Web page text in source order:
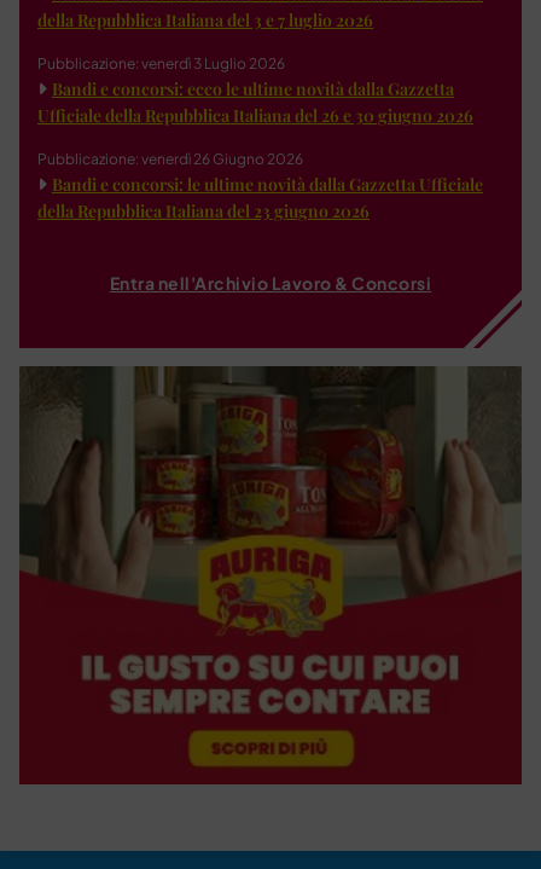
della Repubblica Italiana del 3 e 7 luglio 2026
Pubblicazione: venerdì 3 Luglio 2026
Bandi e concorsi: ecco le ultime novità dalla Gazzetta
Ufficiale della Repubblica Italiana del 26 e 30 giugno 2026
Pubblicazione: venerdì 26 Giugno 2026
Bandi e concorsi: le ultime novità dalla Gazzetta Ufficiale
della Repubblica Italiana del 23 giugno 2026
Entra nell'Archivio Lavoro & Concorsi